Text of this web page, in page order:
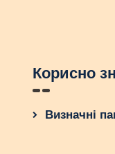
Корисно
Визначні